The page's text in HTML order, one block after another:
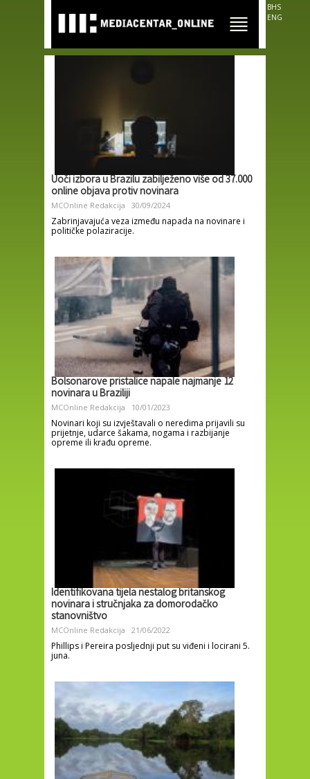
main
content
BHS
ENG
Uoči izbora u Brazilu zabilježeno više od 37.000
online objava protiv novinara
MCOnline Redakcija 30/09/2024
Zabrinjavajuća veza između napada na novinare i
političke polaziracije.
Bolsonarove pristalice napale najmanje 12
novinara u Braziliji
MCOnline Redakcija 10/01/2023
Novinari koji su izvještavali o neredima prijavili su
prijetnje, udarce šakama, nogama i razbijanje
opreme ili krađu opreme.
Identifikovana tijela nestalog britanskog
novinara i stručnjaka za domorodačko
stanovništvo
MCOnline Redakcija 21/06/2022
Phillips i Pereira posljednji put su viđeni i locirani 5.
juna.